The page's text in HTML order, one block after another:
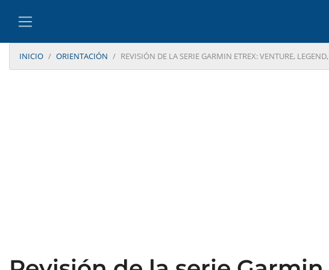
INICIO ORIENTACIÓN REVISIÓN DE LA SERIE GARMIN ETREX: VENTURE,